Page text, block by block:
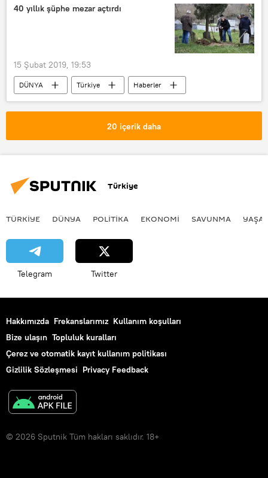
Yavru köpek
Yakılma
40 yıllık şüphe mezar açtırdı
15 Şubat 2019, 19:53
DÜNYA Türkiye
Haberler
Sakarya
Adem Çarkçı mezar
20 içerik daha
Türkiye
TÜRKIYE DÜNYA POLİTİKA EKONOMİ SAVUNMA
Telegram Twitter
Hakkımızda Frekanslarımız Kullanım koşulları
Bize ulaşın Topluluk kuralları
Çerez ve otomatik kayıt kullanım politikası
Gizlilik Sözleşmesi Privacy Feedback
© 2026 Sputnik Tüm hakları saklıdır. 18+